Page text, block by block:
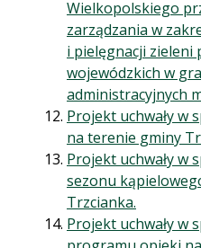
Wielkopolskiego
zarządzania w
i pielęgnacji
wojewódzkich w
administracyjnych
Projekt uchwały w
na terenie gminy
Projekt uchwały w
sezonu
Trzcianka.
Projekt uchwały w